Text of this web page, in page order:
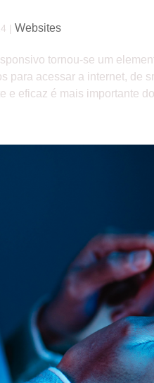
|Websites
tornou-se um
para acessar a internet, de
e eficaz é mais importante